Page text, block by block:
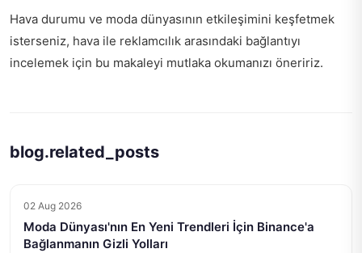
Hava durumu ve moda dünyasının etkileşimini keşfetmek
isterseniz, hava ile reklamcılık arasındaki bağlantıyı
incelemek için bu makaleyi mutlaka okumanızı öneririz.
blog.related_posts
02 Aug 2026
Moda Dünyası'nın En Yeni Trendleri İçin Binance'a
Bağlanmanın Gizli Yolları